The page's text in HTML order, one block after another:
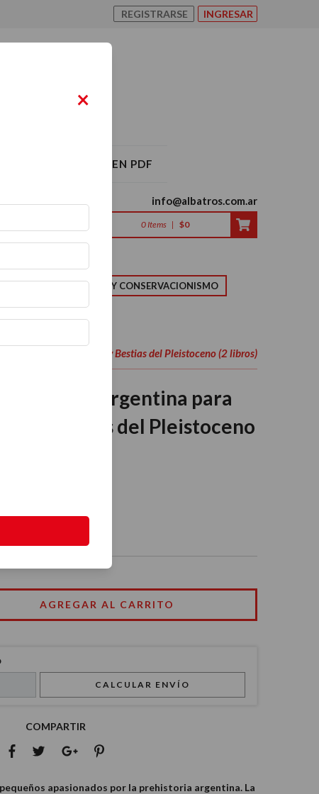
REGISTRARSE INGRESAR
ALBATROS 2026 EN PDF
info@albatros.com.ar
0 Items | $0
NATURALEZA Y CONSERVACIONISMO
Chicos: Dinosaurios y Bestias del Pleistoceno (2 libros)
Natural Argentina para
y Bestias del Pleistoceno
CALCULAR ENVÍO
COMPARTIR
apasionados por la prehistoria argentina. La
×